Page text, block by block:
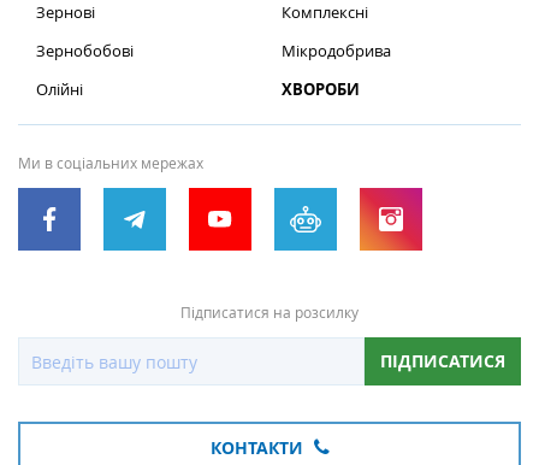
Зернові
Зернобобові
Олійні
Комплексні
Мікродобрива
ХВОРОБИ
Ми в соціальних мережах
Підписатися на розсилку
ПІДПИСАТИСЯ
КОНТАКТИ